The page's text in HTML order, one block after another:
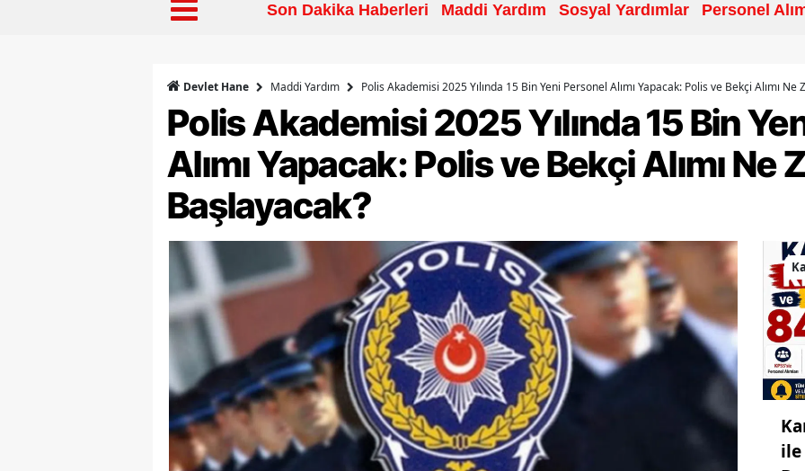
Son Dakika Haberleri Maddi Yardım Sosyal Yardımlar Personel
Devlet Hane Maddi Yardım Polis Akademisi 2025 Yılında 15 Bin Yeni Personel Alımı Yapacak: Polis ve Bekçi Alımı
Polis Akademisi 2025 Yılında 15 Bin
Alımı Yapacak: Polis ve Bekçi Alımı Ne
Başlayacak?
ile